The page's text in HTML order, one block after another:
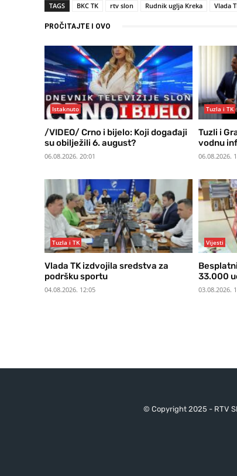
TAGS BKC TK rtv slon Rudnik uglja Kreka Vlada
PROČITAJTE I OVO
Istaknuto
/VIDEO/ Crno i bijelo: Koji događaji
su obilježili 6. august?
06.08.2026. 20:01
Tuzla i TK
Tuzli i
vodnu
06.08.2026.
Tuzla i TK
Vlada TK izdvojila sredstva za
podršku sportu
04.08.2026. 12:05
Vijesti
33.000
03.08.2026.
© Copyright 2025 - RTV